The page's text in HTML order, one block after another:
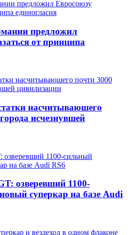
предложил
от принципа
насчитываюшего
исчезнувшей
озверевший 1100-
суперкар на базе Audi